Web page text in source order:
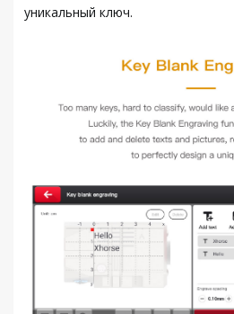
уникальный ключ.